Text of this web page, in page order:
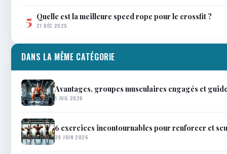
5 Quelle est la meilleure speed rope pour le crossfit ?
21 DÉC 2025
DANS LA MÊME CATÉGORIE
Avantages, groupes musculaires engagés et
1 JUIL 2026
6 exercices incontournables pour renforcer et
29 JUIN 2026